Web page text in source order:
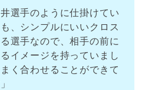
選手のように仕掛けてい
、シンプルにいいクロス
選手なので、相手の前に
イメージを持っていまし
く合わせることができて